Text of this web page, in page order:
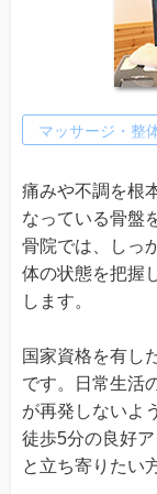
マッサージ・整
痛みや不調を根
なっている骨盤
骨院では、しっ
体の状態を把握
します。
国家資格を有し
です。日常生活
が再発しないよ
徒歩5分の良好
と立ち寄りたい